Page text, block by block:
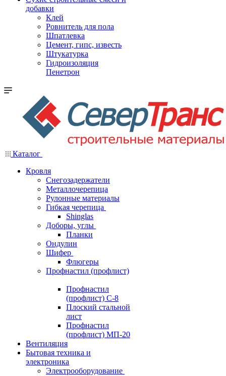
добавки
Клей
Ровнитель для пола
Шпатлевка
Цемент, гипс, известь
Штукатурка
Гидроизоляция
Пенетрон
Каталог
Кровля
Снегозадержатели
Металлочерепица
Рулонные материалы
Гибкая черепица
Shinglas
Доборы, углы
Планки
Ондулин
Шифер
Флюгеры
Профнастил (профлист)
Профнастил
(профлист) С-8
Плоский стальной
лист
Профнастил
(профлист) МП-20
Вентиляция
Бытовая техника и
электроника
Электрооборудование